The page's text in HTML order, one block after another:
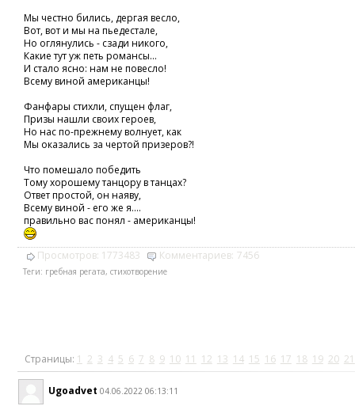
Мы честно бились, дергая весло,
Вот, вот и мы на пьедестале,
Но оглянулись - сзади никого,
Какие тут уж петь романсы...
И стало ясно: нам не повесло!
Всему виной американцы!
Фанфары стихли, спущен флаг,
Призы нашли своих героев,
Но нас по-прежнему волнует, как
Мы оказались за чертой призеров?!
Что помешало победить
Тому хорошему танцору в танцах?
Ответ простой, он наяву,
Всему виной - его же я....
правильно вас понял - американцы!
Просмотров: 1773483 Комментариев: 7456
Теги: гребная регата, стихотворение
Страницы: 1 2 3 4 5 6 7 8 9 10 11 12 13 14 15 16 17 18 19 20 21
Ugoadvet 04.06.2022 06:13:11